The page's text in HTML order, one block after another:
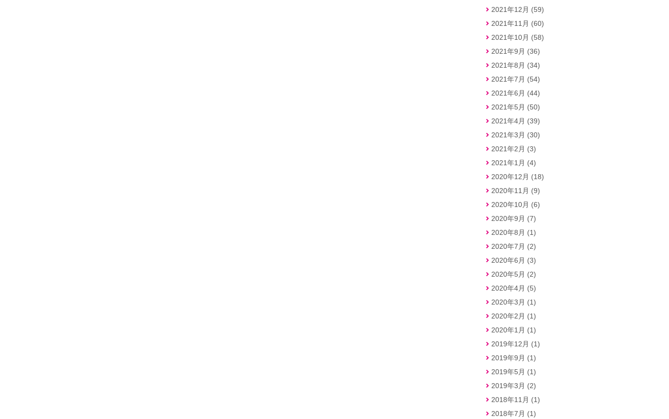
2021年12月 (59)
2021年11月 (60)
2021年10月 (58)
2021年9月 (36)
2021年8月 (34)
2021年7月 (54)
2021年6月 (44)
2021年5月 (50)
2021年4月 (39)
2021年3月 (30)
2021年2月 (3)
2021年1月 (4)
2020年12月 (18)
2020年11月 (9)
2020年10月 (6)
2020年9月 (7)
2020年8月 (1)
2020年7月 (2)
2020年6月 (3)
2020年5月 (2)
2020年4月 (5)
2020年3月 (1)
2020年2月 (1)
2020年1月 (1)
2019年12月 (1)
2019年9月 (1)
2019年5月 (1)
2019年3月 (2)
2018年11月 (1)
2018年7月 (1)